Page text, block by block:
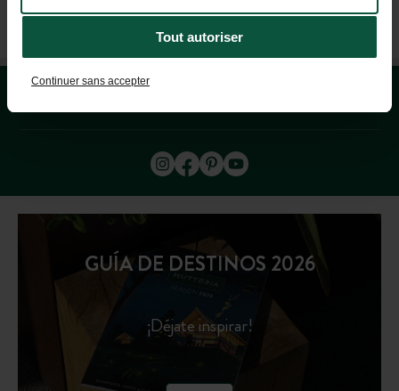
Tout autoriser
Continuer sans accepter
+33 4 37 64 22 35
(LUN–VIE: 9H–19H; SÁB: 9H–18H)
GUÍA DE DESTINOS 2026
¡Déjate inspirar!